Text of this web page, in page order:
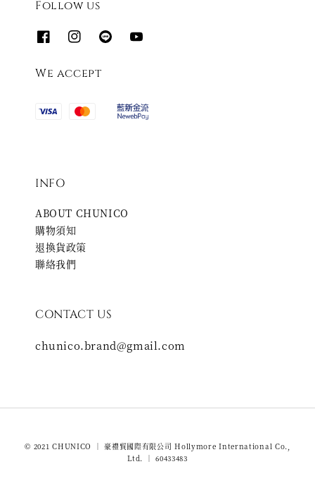
Follow us
We accept
INFO
ABOUT CHUNICO
購物須知
退換貨政策
聯絡我們
CONTACT US
chunico.brand@gmail.com
© 2021 CHUNICO ｜ 豪禮貿國際有限公司 Hollymore International Co.,
Ltd. ｜ 60433483